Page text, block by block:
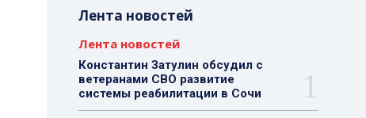
Лента новостей
Лента новостей
Константин Затулин обсудил с
ветеранами СВО развитие
системы реабилитации в Сочи